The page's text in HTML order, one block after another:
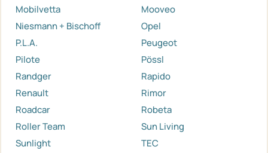
Mobilvetta
Mooveo
Niesmann + Bischoff
Opel
P.L.A.
Peugeot
Pilote
Pössl
Randger
Rapido
Renault
Rimor
Roadcar
Robeta
Roller Team
Sun Living
Sunlight
TEC